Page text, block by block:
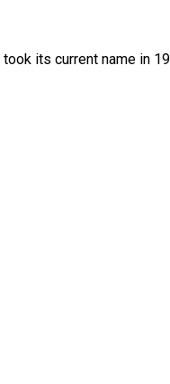
its current name in